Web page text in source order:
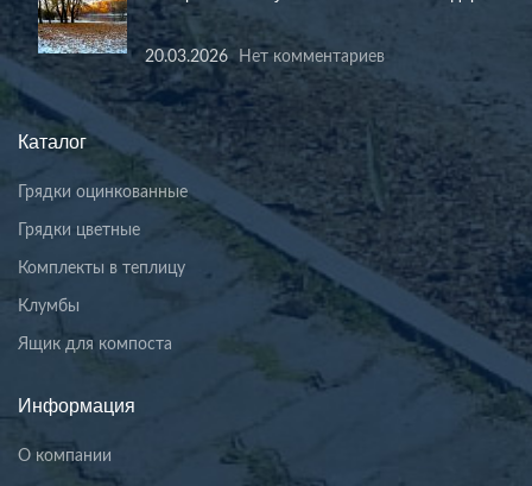
20.03.2026 Нет комментариев
Каталог
Грядки оцинкованные
Грядки цветные
Комплекты в теплицу
Клумбы
Ящик для компоста
Информация
О компании